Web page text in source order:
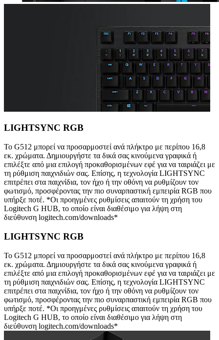
LIGHTSYNC RGB
Το G512 μπορεί να προσαρμοστεί ανά πλήκτρο με περίπου 16,8
εκ. χρώματα. Δημιουργήστε τα δικά σας κινούμενα γραφικά ή
επιλέξτε από μια επιλογή προκαθορισμένων εφέ για να ταιριάζει με
τη ρύθμιση παιχνιδιών σας. Επίσης, η τεχνολογία LIGHTSYNC
επιτρέπει στα παιχνίδια, τον ήχο ή την οθόνη να ρυθμίζουν τον
φωτισμό, προσφέροντας την πιο συναρπαστική εμπειρία RGB που
υπήρξε ποτέ. *Οι προηγμένες ρυθμίσεις απαιτούν τη χρήση του
Logitech G HUB, το οποίο είναι διαθέσιμο για λήψη στη
διεύθυνση logitech.com/downloads*
LIGHTSYNC RGB
Το G512 μπορεί να προσαρμοστεί ανά πλήκτρο με περίπου 16,8
εκ. χρώματα. Δημιουργήστε τα δικά σας κινούμενα γραφικά ή
επιλέξτε από μια επιλογή προκαθορισμένων εφέ για να ταιριάζει με
τη ρύθμιση παιχνιδιών σας. Επίσης, η τεχνολογία LIGHTSYNC
επιτρέπει στα παιχνίδια, τον ήχο ή την οθόνη να ρυθμίζουν τον
φωτισμό, προσφέροντας την πιο συναρπαστική εμπειρία RGB που
υπήρξε ποτέ. *Οι προηγμένες ρυθμίσεις απαιτούν τη χρήση του
Logitech G HUB, το οποίο είναι διαθέσιμο για λήψη στη
διεύθυνση logitech.com/downloads*